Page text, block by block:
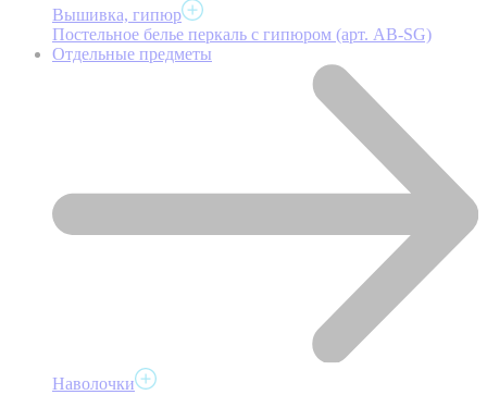
Вышивка, гипюр
Постельное белье перкаль с гипюром (арт. AB-SG)
Отдельные предметы
Наволочки